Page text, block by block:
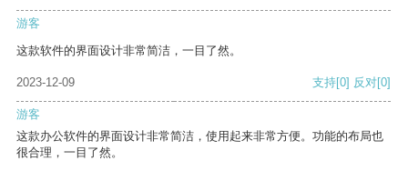
游客
这款软件的界面设计非常简洁，一目了然。
2023-12-09 支持[0] 反对[0]
游客
这款办公软件的界面设计非常简洁，使用起来非常方便。功能的布局也
很合理，一目了然。